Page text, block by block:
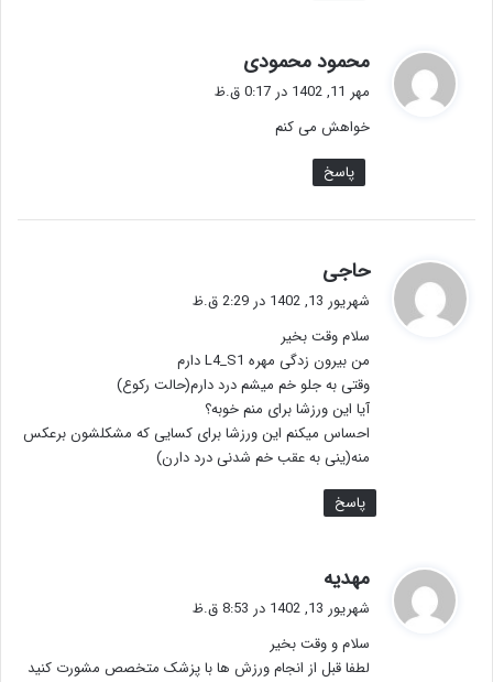
محمود محمودی
ف
ت
مهر 11, 1402 در 0:17 ق.ظ
خواهش می کنم
پاسخ
حاجی
ف
:
شهریور 13, 1402 در 2:29 ق.ظ
سلام وقت بخیر
من بیرون زدگی مهره L4_S1 دارم
وقتی به جلو خم میشم درد دارم(حالت رکوع)
آیا این ورزشا برای منم خوبه؟
احساس میکنم این ورزشا برای کسایی که مشکلشون برعکس
منه(ینی به عقب خم شدنی درد دارن)
پاسخ
مهدیه
ف
:
شهریور 13, 1402 در 8:53 ق.ظ
سلام و وقت بخیر
لطفا قبل از انجام ورزش ها با پزشک متخصص مشورت کنید